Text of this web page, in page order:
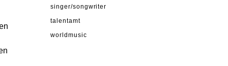
singer/songwriter
talentamt
worldmusic